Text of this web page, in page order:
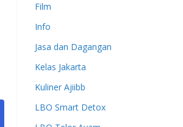
Film
Info
Jasa dan Dagangan
Kelas Jakarta
Kuliner Ajiibb
LBO Smart Detox